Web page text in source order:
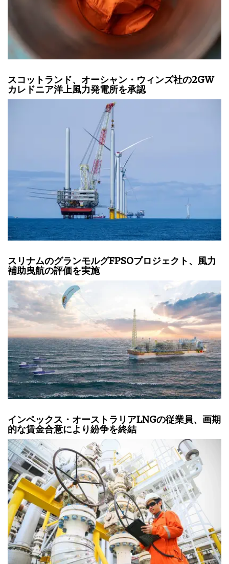
スコットランド、オーシャン・ウィンズ社の2GW
カレドニア洋上風力発電所を承認
スリナムのグランモルグFPSOプロジェクト、風力
補助曳航の評価を実施
インペックス・オーストラリアLNGの従業員、画期
的な賃金合意により紛争を終結